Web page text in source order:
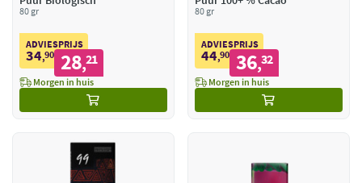
80 gr
ADVIESPRIJS
34,90 28,21
Morgen in huis
80 gr
ADVIESPRIJS
44,90 36,32
Morgen in huis